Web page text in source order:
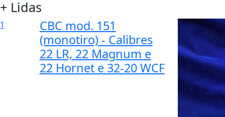
1
CBC mod. 151
(monotiro) - Calibres
22 LR, 22 Magnum e
22 Hornet e 32-20 WCF